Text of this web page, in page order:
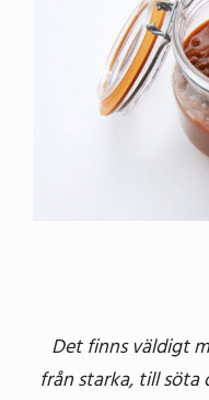
Det finns väldigt
från starka, till